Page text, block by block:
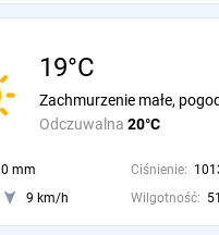
19°C
Odczuwalna 20°C
Zachmurzenie małe,
0 mm Ciśnienie:
9 km/h Wilgotność: